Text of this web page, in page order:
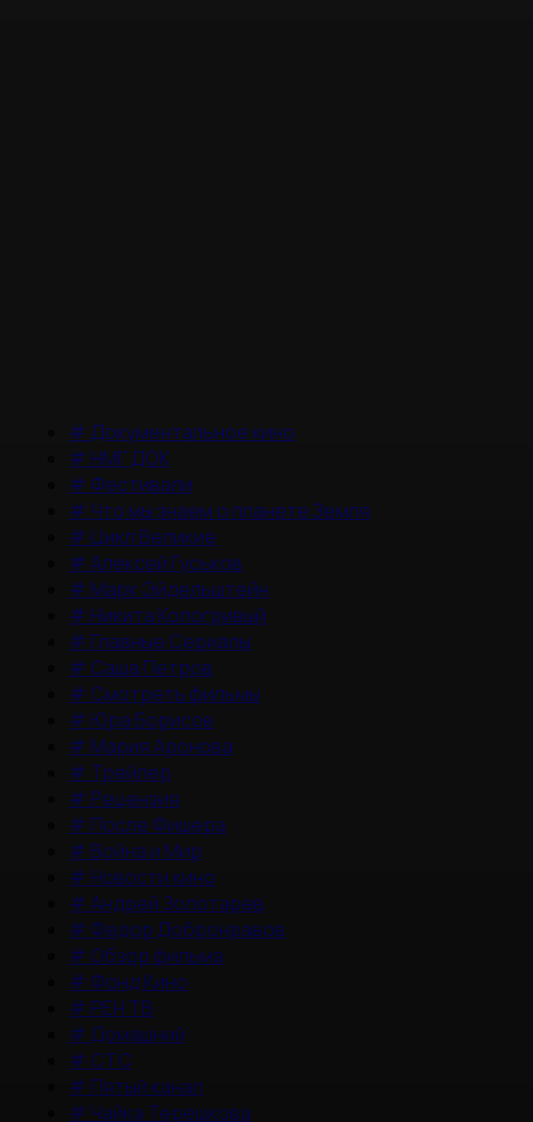
# Документальное кино
# НМГ ДОК
# Фестивали
# Что мы знаем о планете Земля
# Цикл Великие
#Алексей Гуськов
# Марк Эйдельштейн
# Никита Кологривый
# Главные Сериалы
# Саша Петров
# Смотреть фильмы
# Юра Борисов
# Мария Аронова
# Трейлер
# Рецензия
# После Фишера
# Война и Мир
# Новости кино
#Андрей Золотарев
# Федор Добронравов
# Обзор фильма
# Фонд Кино
# РЕН ТВ
# Домашний
# СТС
# Пятый канал
# Чайка Терешкова